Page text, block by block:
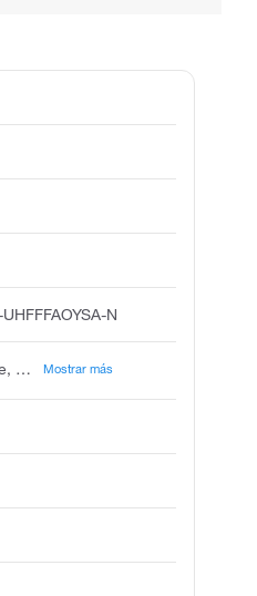
N
black, platin, sponge, platinum, metal, platinum, elemental, platine, platino, metal, platin german, iv ion Mostrar más